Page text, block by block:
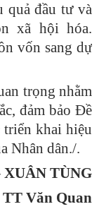
quả đầu tư và
xã hội hóa.
vốn sang dự
trọng nhằm
đảm bảo Đề
triển khai hiệu
Nhân dân./.
TÙNG
Văn Quan